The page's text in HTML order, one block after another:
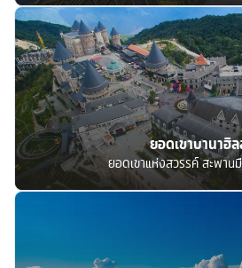
ยอดเขาบานาฮิ
ยอดเขาแห่งสวรรค์ สะพาน